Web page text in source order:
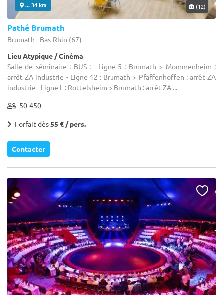
... 34 km (12)
Pathé Brumath
Brumath - Bas-Rhin (67)
Lieu Atypique / Cinéma
Salle de séminaire : BUS : - Ligne 5 : Brumath > Mommenheim :
arrêt ZA industrie - Ligne 12 : Brumath > Pfaffenhoffen : arrêt ZA
industrie - Ligne L : Rottelsheim > Brumath : arrêt ZA ...
50-450
Forfait dès55 € / pers.
Contacter